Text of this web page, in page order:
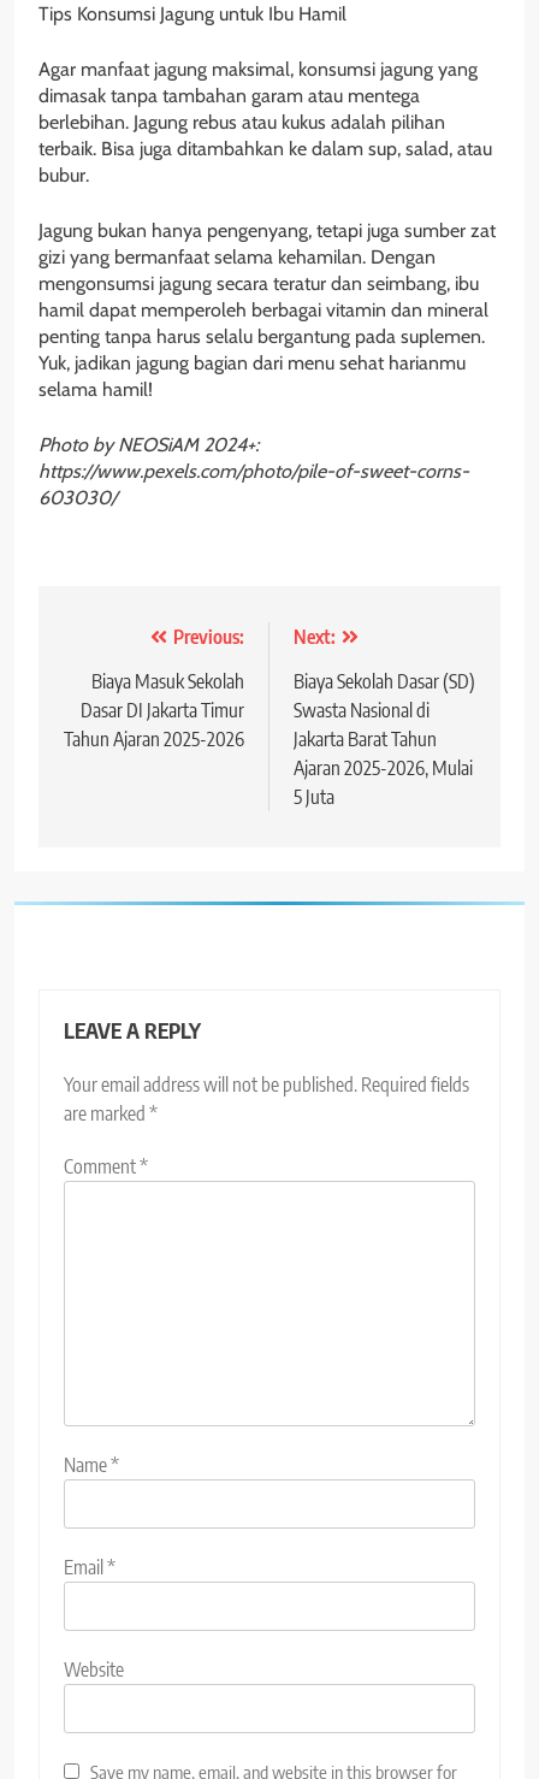
Tips Konsumsi Jagung untuk Ibu Hamil
Agar manfaat jagung maksimal, konsumsi jagung yang
dimasak tanpa tambahan garam atau mentega
berlebihan. Jagung rebus atau kukus adalah pilihan
terbaik. Bisa juga ditambahkan ke dalam sup, salad, atau
bubur.
Jagung bukan hanya pengenyang, tetapi juga sumber zat
gizi yang bermanfaat selama kehamilan. Dengan
mengonsumsi jagung secara teratur dan seimbang, ibu
hamil dapat memperoleh berbagai vitamin dan mineral
penting tanpa harus selalu bergantung pada suplemen.
Yuk, jadikan jagung bagian dari menu sehat harianmu
selama hamil!
Photo by NEOSiAM 2024+:
https://www.pexels.com/photo/pile-of-sweet-corns-
603030/
navigation
Previous:
Biaya Masuk Sekolah
Dasar DI Jakarta Timur
Tahun Ajaran 2025-2026
Next:
Biaya Sekolah Dasar (SD)
Swasta Nasional di
Jakarta Barat Tahun
Ajaran 2025-2026, Mulai
5 Juta
LEAVE A REPLY
Your email address will not be published. Required fields
are marked *
Comment*
Name*
Email *
Website
Save my name, email, and website in this browser for